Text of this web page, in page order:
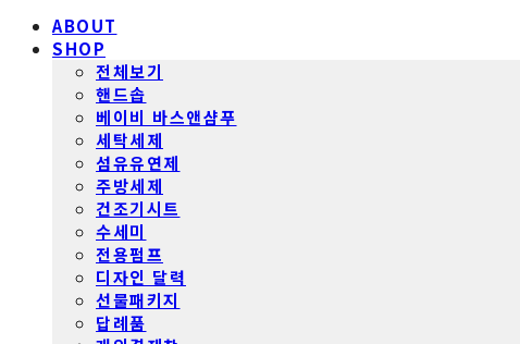
ABOUT
SHOP
전체보기
핸드솝
베이비 바스앤샴푸
세탁세제
섬유유연제
주방세제
건조기시트
수세미
전용펌프
디자인 달력
선물패키지
답례품